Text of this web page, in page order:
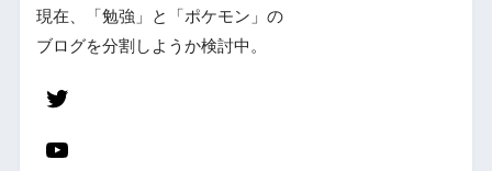
現在、「勉強」と「ポケモン」の
ブログを分割しようか検討中。